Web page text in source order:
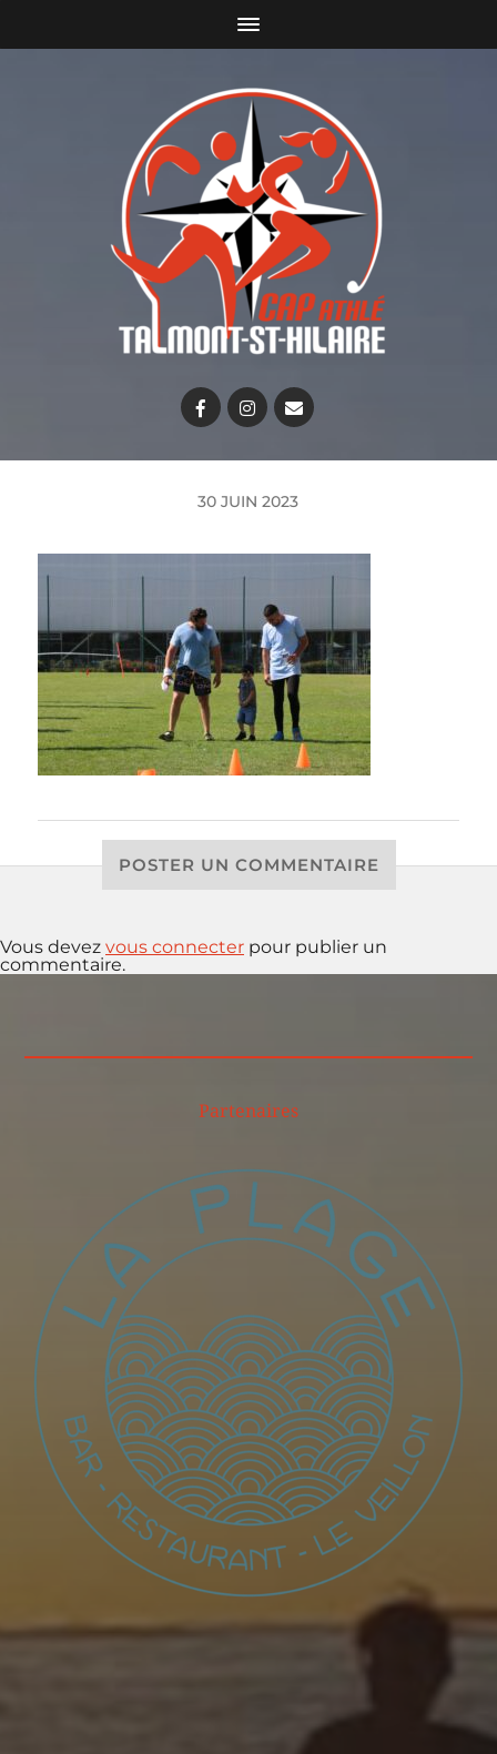
30 JUIN 2023
POSTER UN COMMENTAIRE
Vous devez vous connecter pour publier un
commentaire.
Partenaires